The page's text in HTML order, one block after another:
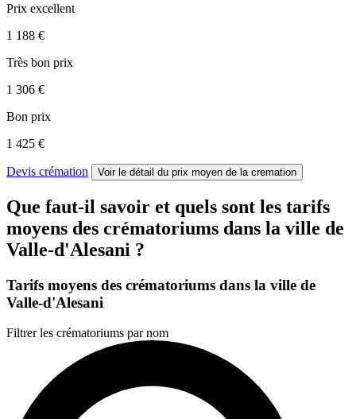
Prix excellent
1 188 €
Très bon prix
1 306 €
Bon prix
1 425 €
Devis crémation Voir le détail du prix moyen de la cremation
Que faut-il savoir et quels sont les tarifs
moyens des crématoriums dans la ville de
Valle-d'Alesani ?
Tarifs moyens des crématoriums dans la ville de
Valle-d'Alesani
Filtrer les crématoriums par nom